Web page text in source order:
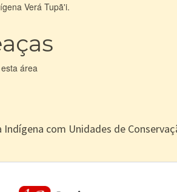
Verá Tupã'i.
área
com Unidades de